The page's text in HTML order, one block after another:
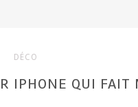
DÉCO
IPHONE QUI FAIT